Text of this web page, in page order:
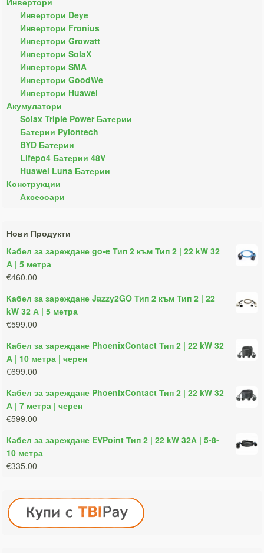
Инвертори Deye
Инвертори Fronius
Инвертори Growatt
Инвертори SolaX
Инвертори SMA
Инвертори GoodWe
Инвертори Huawei
Акумулатори
Solax Triple Power Батерии
Батерии Pylontech
BYD Батерии
Lifepo4 Батерии 48V
Huawei Luna Батерии
Конструкции
Аксесоари
Нови Продукти
Кабел за зареждане go-e Тип 2 към Тип 2 | 22 kW 32
А | 5 метра
€460.00
Кабел за зареждане Jazzy2GO Тип 2 към Тип 2 | 22
kW 32 А | 5 метра
€599.00
Кабел за зареждане PhoenixContact Тип 2 | 22 kW 32
А | 10 метра | черен
€699.00
Кабел за зареждане PhoenixContact Тип 2 | 22 kW 32
А | 7 метра | черен
€599.00
Кабел за зареждане EVPoint Тип 2 | 22 kW 32А | 5-8-
10 метра
€335.00